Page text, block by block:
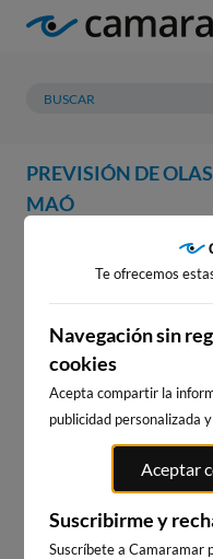
PREVISIÓN DE
MAÓ
WEBCAM
Te ofrecemos
Navegación sin
cookies
Acepta compartir la
publicidad personalizada
Aceptar
Suscribirme y
Suscríbete a Camaramar